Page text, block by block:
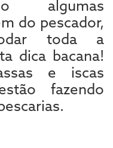
algumas
do pescador,
toda a
dica bacana!
e iscas
fazendo